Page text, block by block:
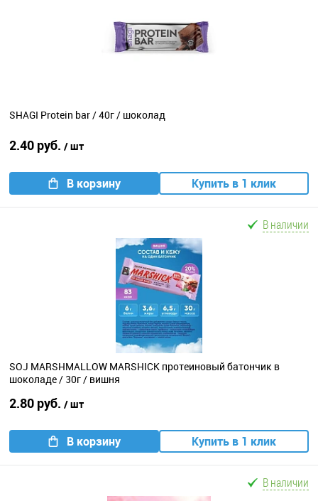
SHAGI Protein bar / 40г / шоколад
2.40 руб. / шт
В корзину Купить в 1 клик
В наличии
SOJ MARSHMALLOW MARSHICK протеиновый батончик в
шоколаде / 30г / вишня
2.80 руб. / шт
В корзину Купить в 1 клик
В наличии